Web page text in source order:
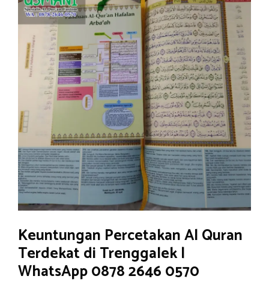
Keuntungan Percetakan Al Quran
Terdekat di Trenggalek |
WhatsApp 0878 2646 0570